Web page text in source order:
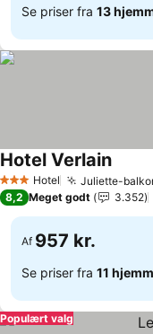
Se priser fra 13
3 StjernerHotel Juliette-
Hotel VerlainSe
8,2 Meget godt 3.352
Af 957 kr.
Se priser fra 11
Populært valg